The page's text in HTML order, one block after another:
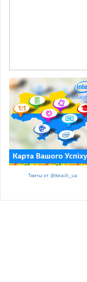
Твиты от @iteach_ua